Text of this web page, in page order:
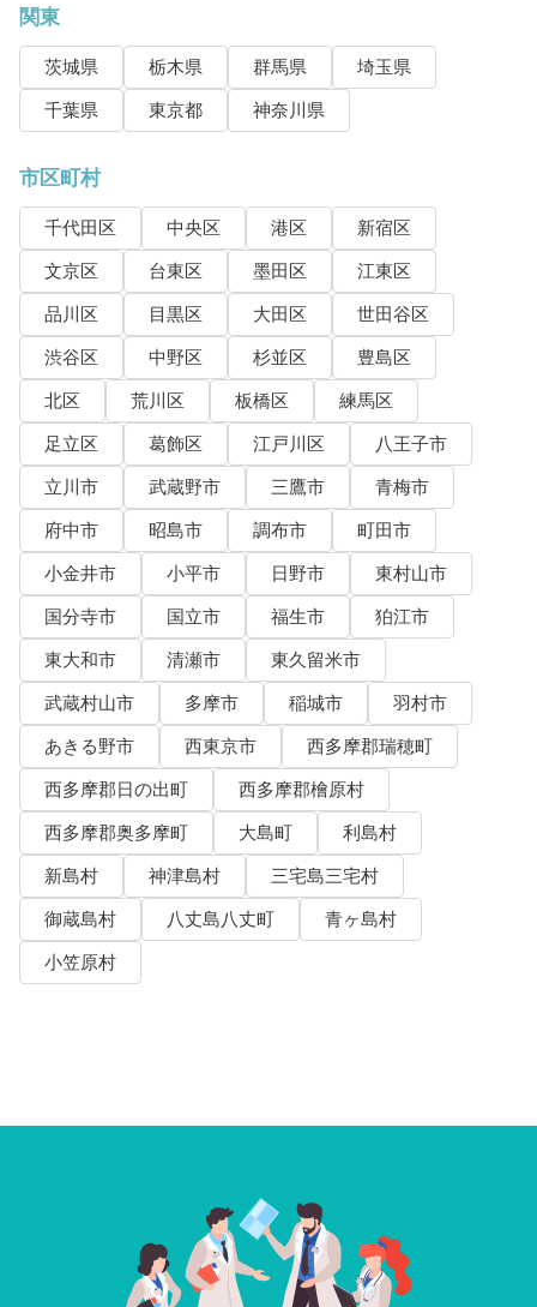
関東
茨城県 栃木県 群馬県
埼玉県
千葉県
東京都 神奈川県
市区町村
千代田区 中央区 港区
新宿区
文京区
台東区 墨田区
江東区
品川区
目黒区 大田区
世田谷区
渋谷区
中野区 杉並区
豊島区
北区
荒川区 板橋区
練馬区
足立区
葛飾区 江戸川区
八王子市
立川市
武蔵野市 三鷹市
青梅市
府中市
昭島市 調布市
町田市
小金井市
小平市 日野市
東村山市
国分寺市
国立市 福生市
狛江市
東大和市
清瀬市
東久留米市
武蔵村山市
多摩市 稲城市
羽村市
あきる野市
西東京市
西多摩郡瑞穂町
西多摩郡日の出町
西多摩郡檜原村
西多摩郡奥多摩町
大島町
利島村
新島村
神津島村
三宅島三宅村
御蔵島村
八丈島八丈町
青ヶ島村
小笠原村